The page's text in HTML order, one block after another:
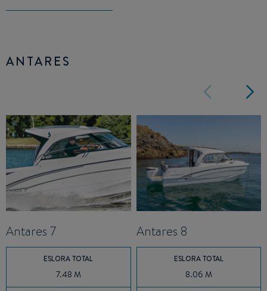
ANTARES
Antares 7
ESLORA TOTAL
7.48 M
Antares 8
ESLORA TOTAL
8.06 M